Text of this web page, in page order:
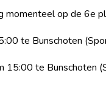
momenteel op de 6e
te Bunschoten
15:00 te Bunschoten